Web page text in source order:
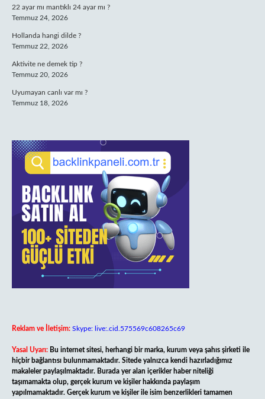
22 ayar mı mantıklı 24 ayar mı ?
Temmuz 24, 2026
Hollanda hangi dilde ?
Temmuz 22, 2026
Aktivite ne demek tip ?
Temmuz 20, 2026
Uyumayan canlı var mı ?
Temmuz 18, 2026
Reklam ve İletişim: Skype: live:.cid.575569c608265c69
Yasal Uyarı: Bu internet sitesi, herhangi bir marka, kurum veya şahıs şirketi ile
hiçbir bağlantısı bulunmamaktadır. Sitede yalnızca kendi hazırladığımız
makaleler paylaşılmaktadır. Burada yer alan içerikler haber niteliği
taşımamakta olup, gerçek kurum ve kişiler hakkında paylaşım
yapılmamaktadır. Gerçek kurum ve kişiler ile isim benzerlikleri tamamen